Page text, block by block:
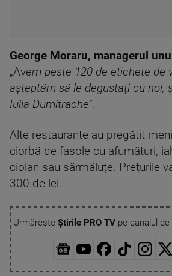
George Moraru, managerul
„Avem peste 120 de etichete de
așteptăm să le degustați cu noi,
Iulia Dumitrache”.
Alte restaurante au pregătit
ciorbă de fasole cu afumături,
ciolan sau sărmăluțe. Prețurile
300 de lei.
Urmărește Știrile PRO TVpe canalul de